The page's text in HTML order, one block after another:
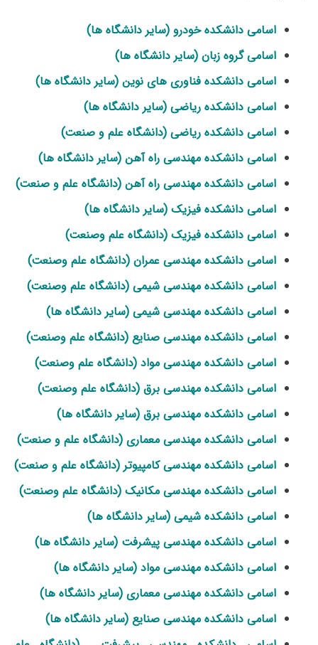
اسامی دانشکده خودرو (سایر دانشگاه ها)
اسامی گروه زبان (سایر دانشگاه ها)
اسامی دانشکده فناوری های نوین (سایر دانشگاه ها)
اسامی دانشکده ریاضی (سایر دانشگاه ها)
اسامی دانشکده ریاضی (دانشگاه علم و صنعت)
اسامی دانشکده مهندسی راه آهن (سایر دانشگاه ها)
اسامی دانشکده مهندسی راه آهن (دانشگاه علم و صنعت)
اسامی دانشکده فیزیک (سایر دانشگاه ها)
اسامی دانشکده فیزیک (دانشگاه علم وصنعت)
اسامی دانشکده مهندسی عمران (دانشگاه علم وصنعت)
اسامی دانشکده مهندسی شیمی (دانشگاه علم وصنعت)
اسامی دانشکده مهندسی شیمی (سایر دانشگاه ها)
اسامی دانشکده مهندسی صنایع (دانشگاه علم وصنعت)
اسامی دانشکده مهندسی مواد (دانشگاه علم وصنعت)
اسامی دانشکده مهندسی برق (دانشگاه علم وصنعت)
اسامی دانشکده مهندسی برق (سایر دانشگاه ها)
اسامی دانشکده مهندسی معماری (دانشگاه علم و صنعت)
اسامی دانشکده مهندسی کامپیوتر (دانشگاه علم و صنعت)
اسامی دانشکده مهندسی مکانیک (دانشگاه علم وصنعت)
اسامی دانشکده شیمی (سایر دانشگاه ها)
اسامی دانشکده مهندسی پیشرفت (سایر دانشگاه ها)
اسامی دانشکده مهندسی مواد (سایر دانشگاه ها)
اسامی دانشکده مهندسی معماری (سایر دانشگاه ها)
اسامی دانشکده مهندسی صنایع (سایر دانشگاه ها)